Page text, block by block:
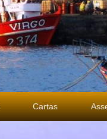
Cartas